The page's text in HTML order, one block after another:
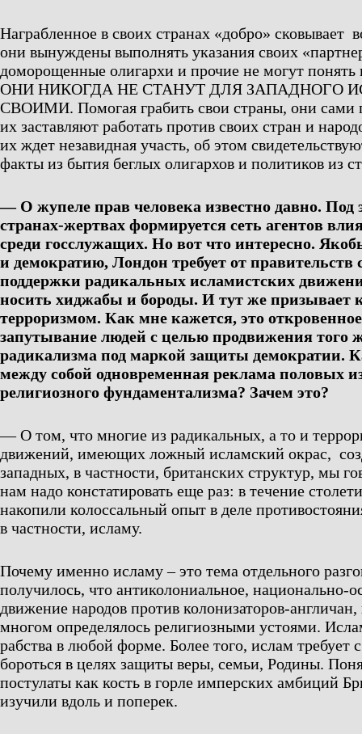
Награбленное в своих странах «добро» сковывает
они вынуждены выполнять указания своих
доморощенные олигархи и прочие не могут
ОНИ НИКОГДА НЕ СТАНУТ ДЛЯ ЗАПАДНОГО
СВОИМИ. Помогая грабить свои страны, они сами
их заставляют работать против своих стран и
их ждет незавидная участь, об этом
факты из бытия беглых олигархов и политиков из
— О жупеле прав человека известно давно. Под
странах-жертвах формируется сеть агентов
среди госслужащих. Но вот что интересно.
и демократию, Лондон требует от
поддержки радикальных исламистских
носить хиджабы и бороды. И тут же призывает
терроризмом. Как мне кажется, это
запутывание людей с целью продвижения того
радикализма под маркой защиты демократии.
между собой одновременная реклама половых
религиозного фундаментализма? Зачем это?
— О том, что многие из радикальных, а то и
движений, имеющих ложный исламский окрас,
западных, в частности, британских структур, мы
нам надо констатировать еще раз: в течение
накопили колоссальный опыт в деле
в частности, исламу.
Почему именно исламу – это тема отдельного
получилось, что антиколониальное, национально-
движение народов против колонизаторов-
многом определялось религиозными устоями.
рабства в любой форме. Более того, ислам требует
бороться в целях защиты веры, семьи, Родины.
постулаты как кость в горле имперских амбиций
изучили вдоль и поперек.